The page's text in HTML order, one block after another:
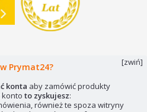
PRYMAT Sp.j.
biuro@prymat24.pl
486 552
Prymat24?
konta aby zamówić produkty
konto to zyskujesz:
również te spoza witryny
[zwiń]